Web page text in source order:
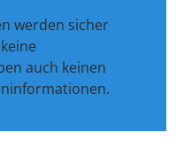
werden sicher
auch keinen